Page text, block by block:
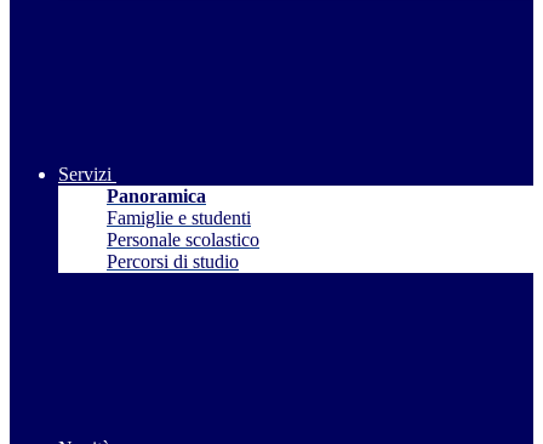
Servizi
Panoramica
Famiglie e studenti
Personale scolastico
Percorsi di studio